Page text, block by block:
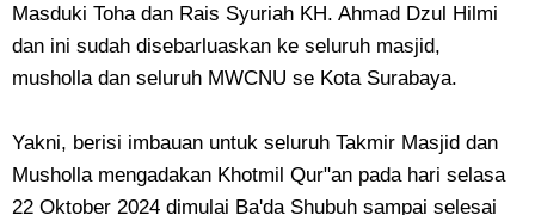
Masduki Toha dan Rais Syuriah KH. Ahmad Dzul Hilmi
dan ini sudah disebarluaskan ke seluruh masjid,
musholla dan seluruh MWCNU se Kota Surabaya.
Yakni, berisi imbauan untuk seluruh Takmir Masjid dan
Musholla mengadakan Khotmil Qur"an pada hari selasa
22 Oktober 2024 dimulai Ba'da Shubuh sampai selesai